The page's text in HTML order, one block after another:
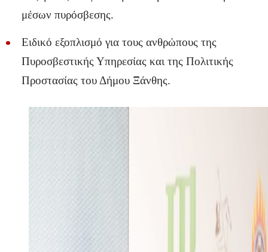
μέσων πυρόσβεσης.
Ειδικό εξοπλισμό για τους ανθρώπους της
Πυροσβεστικής Υπηρεσίας και της Πολιτικής
Προστασίας του Δήμου Ξάνθης.